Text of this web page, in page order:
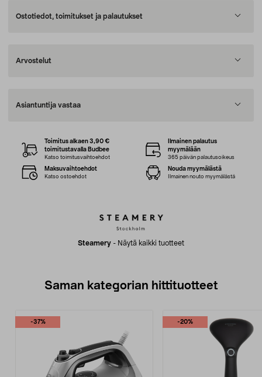
Ostotiedot, toimitukset ja palautukset
Arvostelut
Asiantuntija vastaa
Steamery - Näytä kaikki tuotteet
Toimitus alkaen 3,90 €
toimitustavalla Budbee
Katso toimitusvaihtoehdot
Ilmainen palautus
myymälään
365 päivän palautusoikeus
Maksuvaihtoehdot
Katso ostoehdot
Nouda myymälästä
Ilmainen nouto myymälästä
Saman kategorian hittituotteet
-37% -20%